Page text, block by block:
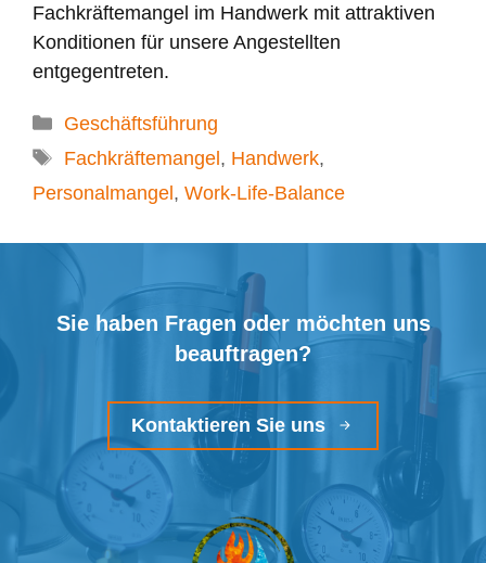
Fachkräftemangel im Handwerk mit attraktiven
Konditionen für unsere Angestellten
entgegentreten.
Kategorien
Geschäftsführung
Schlagwörter
Fachkräftemangel, Handwerk,
Personalmangel, Work-Life-Balance
Sie haben Fragen oder möchten uns
beauftragen?
Kontaktieren Sie uns